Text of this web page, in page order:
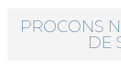
PROCONS
DE